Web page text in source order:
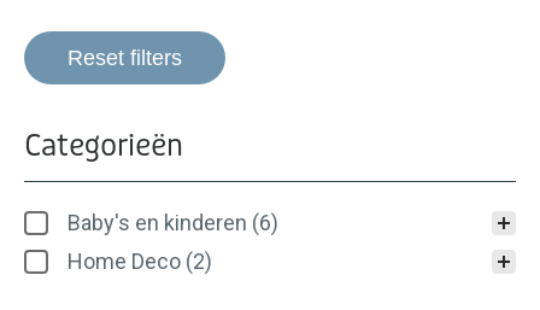
Reset filters
Categorieën
Categorieën
Baby's en kinderen (6)
Home Deco (2)